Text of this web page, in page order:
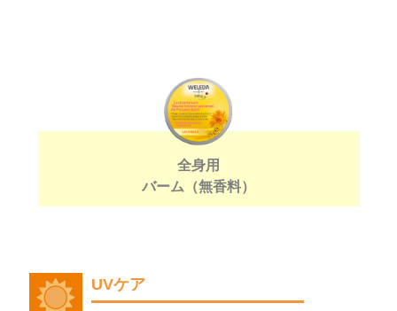
全身用
バーム（無香料）
UVケア